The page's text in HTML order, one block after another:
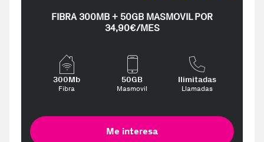
FIBRA 300MB + 50GB MASMOVIL POR
34,90€/MES
300Mb
Fibra
50GB
Masmovil
Ilimitadas
Llamadas
Me interesa